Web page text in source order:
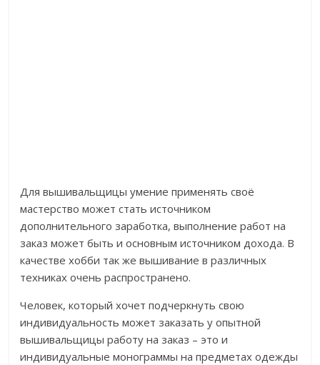
Для вышивальщицы умение применять своё
мастерство может стать источником
дополнительного заработка, выполнение работ на
заказ может быть и основным источником дохода. В
качестве хобби так же вышивание в различных
техниках очень распространено.
Человек, который хочет подчеркнуть свою
индивидуальность может заказать у опытной
вышивальщицы работу на заказ – это и
индивидуальные монограммы на предметах одежды